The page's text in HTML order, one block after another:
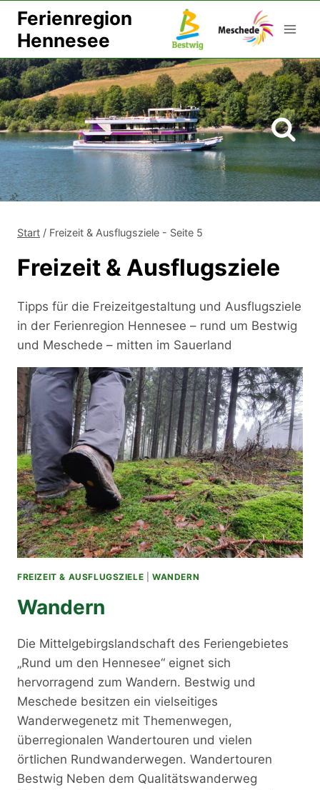
Zum
Inhalt
springen
Ferienregion
Hennesee
Start / Freizeit & Ausflugsziele - Seite 5
Freizeit & Ausflugsziele
Tipps für die Freizeitgestaltung und Ausflugsziele
in der Ferienregion Hennesee – rund um Bestwig
und Meschede – mitten im Sauerland
FREIZEIT & AUSFLUGSZIELE |WANDERN
Wandern
Die Mittelgebirgslandschaft des Feriengebietes
„Rund um den Hennesee“ eignet sich
hervorragend zum Wandern. Bestwig und
Meschede besitzen ein vielseitiges
Wanderwegenetz mit Themenwegen,
überregionalen Wandertouren und vielen
örtlichen Rundwanderwegen. Wandertouren
Bestwig Neben dem Qualitätswanderweg